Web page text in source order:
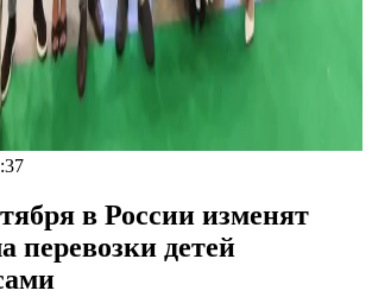
в России изменят
перевозки детей